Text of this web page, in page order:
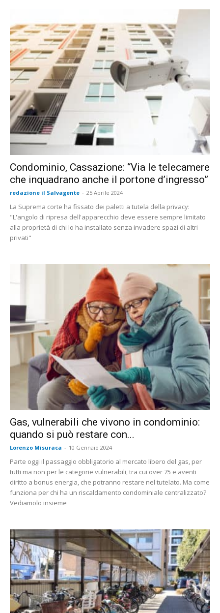
Condominio, Cassazione: “Via le telecamere
che inquadrano anche il portone d’ingresso”
redazione il Salvagente - 25 Aprile 2024
La Suprema corte ha fissato dei paletti a tutela della privacy:
"L'angolo di ripresa dell'apparecchio deve essere sempre limitato
alla proprietà di chi lo ha installato senza invadere spazi di altri
privati"
Gas, vulnerabili che vivono in condominio:
quando si può restare con...
Lorenzo Misuraca - 10 Gennaio 2024
Parte oggi il passaggio obbligatorio al mercato libero del gas, per
tutti ma non per le categorie vulnerabili, tra cui over 75 e aventi
diritto a bonus energia, che potranno restare nel tutelato. Ma come
funziona per chi ha un riscaldamento condominiale centralizzato?
Vediamolo insieme